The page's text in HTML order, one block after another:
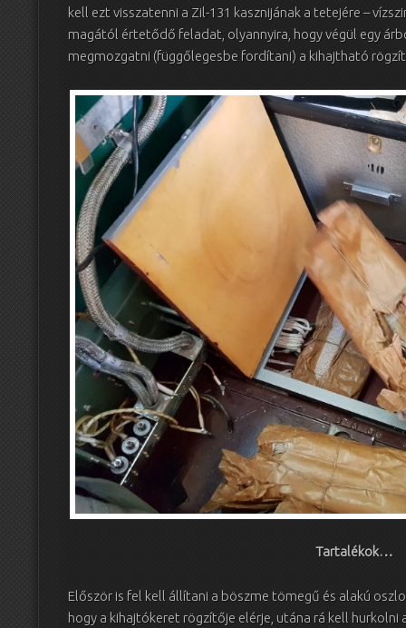
kell ezt visszatenni a Zil-131 kasznijának a tetejére –
magától értetődő feladat, olyannyira, hogy végül egy
megmozgatni (függőlegesbe fordítani) a kihajtható
Tartalékok…
Először is fel kell állítani a böszme tömegű és alakú
hogy a kihajtókeret rögzítője elérje, utána rá kell